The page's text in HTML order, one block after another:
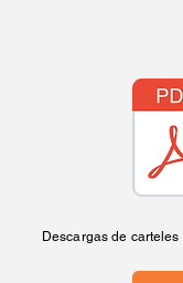
Descargas de carteles